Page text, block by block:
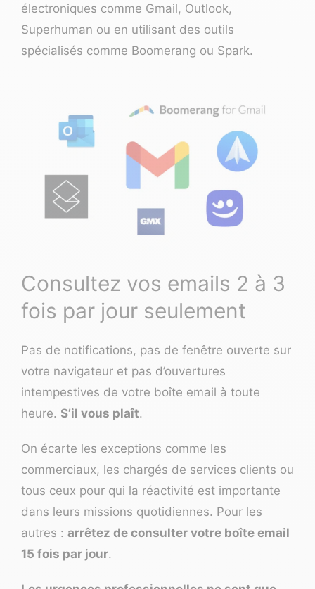
électroniques comme Gmail, Outlook,
Superhuman ou en utilisant des outils
spécialisés comme Boomerang ou Spark.
Consultez vos emails 2 à 3
fois par jour seulement
Pas de notifications, pas de fenêtre ouverte sur
votre navigateur et pas d’ouvertures
intempestives de votre boîte email à toute
heure. S’il vous plaît.
On écarte les exceptions comme les
commerciaux, les chargés de services clients ou
tous ceux pour qui la réactivité est importante
dans leurs missions quotidiennes. Pour les
autres : arrêtez de consulter votre boîte email
15 fois par jour.